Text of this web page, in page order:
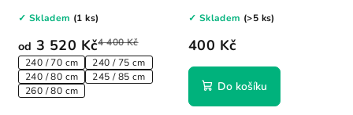
od 3 520 Kč4 400 Kč
240 / 70 cm
240 / 75 cm
240 / 80 cm
245 / 85 cm
260 / 80 cm
✓ Skladem (1 ks)
400 Kč
✓ Skladem (>5 ks)
Do košíku